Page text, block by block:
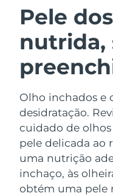
Pele
nutrida,
Olho inchados e
desidratação.
cuidado de
pele delicada ao
uma nutrição
inchaço, às
obtém uma pele